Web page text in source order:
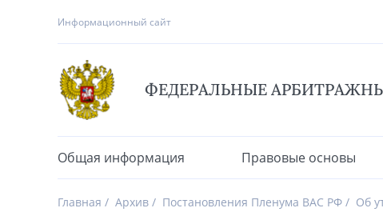
Информационный сайт
ФЕДЕРАЛЬНЫЕ
Общая информация Правовые основы
Главная Архив Постановления Пленума ВАС РФ Об